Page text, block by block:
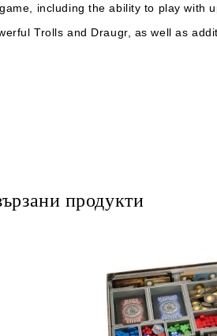
including the ability to play with
Trolls and Draugr, as well as
продукти